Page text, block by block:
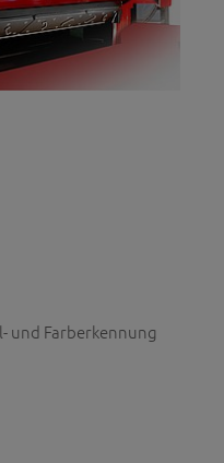
und Farberkennung